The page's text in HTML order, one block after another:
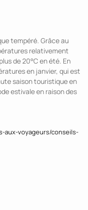
tempéré. Grâce au
relativement
de 20°C en été. En
en janvier, qui est
saison touristique en
estivale en raison des
aux-voyageurs/conseils-